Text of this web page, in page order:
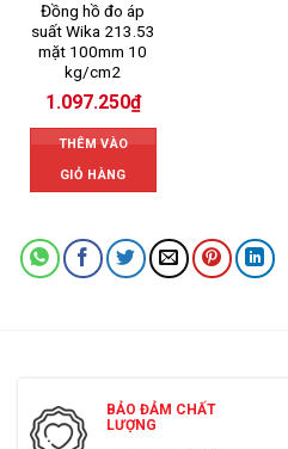
Đồng hồ đo áp
suất Wika 213.53
mặt 100mm 10
kg/cm2
1.097.250₫
THÊM VÀO
GIỎ HÀNG
BẢO ĐẢM CHẤT
LƯỢNG